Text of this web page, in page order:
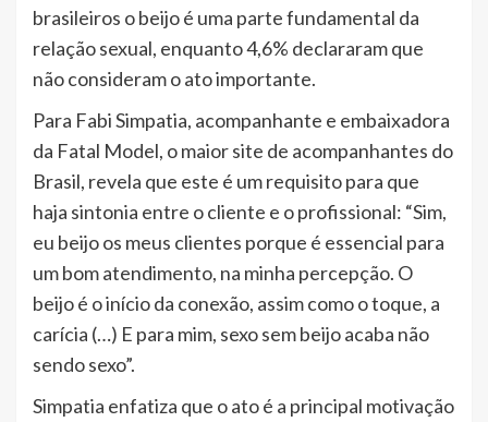
brasileiros o beijo é uma parte fundamental da
relação sexual, enquanto 4,6% declararam que
não consideram o ato importante.
Para Fabi Simpatia, acompanhante e embaixadora
da Fatal Model, o maior site de acompanhantes do
Brasil, revela que este é um requisito para que
haja sintonia entre o cliente e o profissional: “Sim,
eu beijo os meus clientes porque é essencial para
um bom atendimento, na minha percepção. O
beijo é o início da conexão, assim como o toque, a
carícia (…) E para mim, sexo sem beijo acaba não
sendo sexo”.
Simpatia enfatiza que o ato é a principal motivação